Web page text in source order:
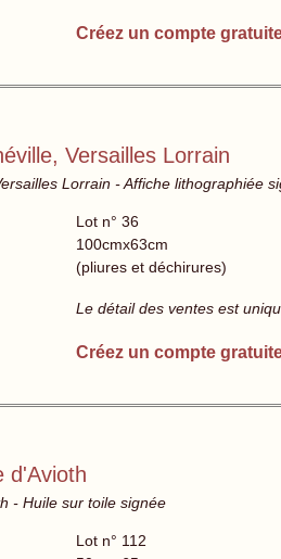
Créez un compte
Versailles Lorrain
Lorrain - Affiche lithographiée
Lot n° 36
100cmx63cm
(pliures et déchirures)
Le détail des ventes est
Créez un compte
d'Avioth
- Huile sur toile signée
Lot n° 112